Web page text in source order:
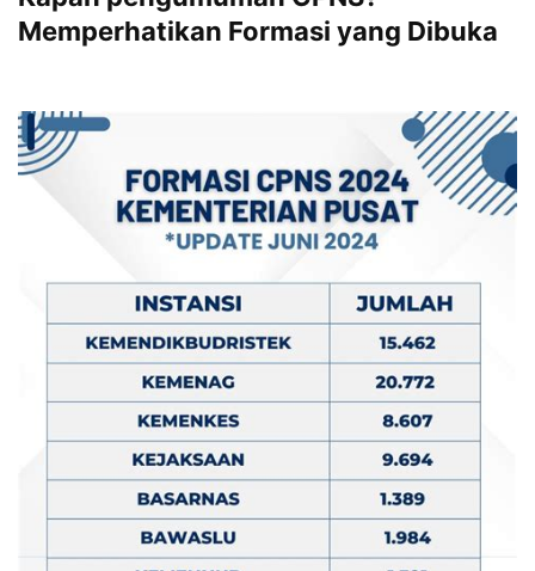
Memperhatikan Formasi yang Dibuka